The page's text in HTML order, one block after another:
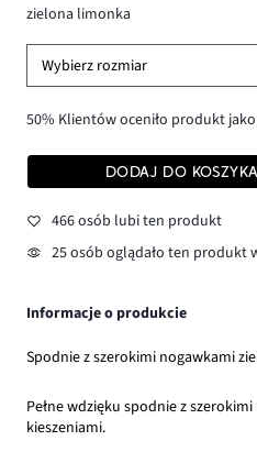
zielona limonka
Wybierz rozmiar
50% Klientów oceniło produkt
DODAJ DO KOSZYKA
466 osób lubi ten produkt
25 osób oglądało ten produkt
Informacje o produkcie
Spodnie z szerokimi nogawkami
Pełne wdzięku spodnie z
kieszeniami.